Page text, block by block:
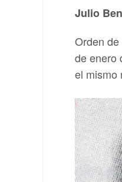
Julio
Orden
de enero
el mismo